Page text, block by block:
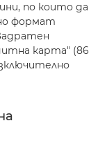
по които да
формат
карта" (86